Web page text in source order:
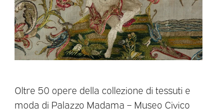
Oltre 50 opere della collezione di tessuti e
moda di Palazzo Madama – Museo Civico